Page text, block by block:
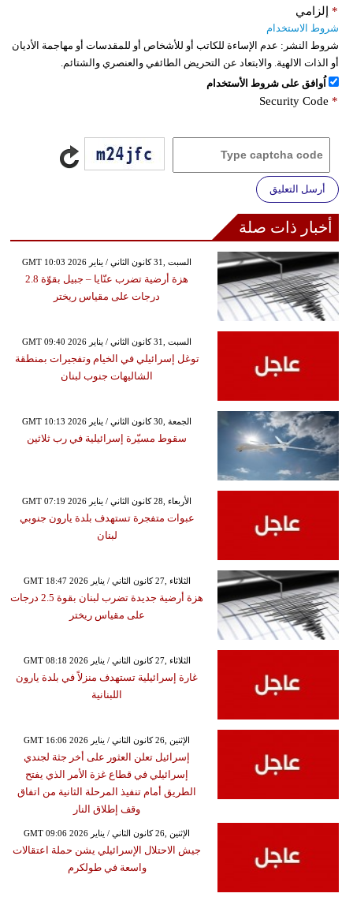
إلزامي *
شروط الاستخدام
شروط النشر: عدم الإساءة للكاتب أو للأشخاص أو للمقدسات أو مهاجمة الأديان
أو الذات الالهية. والابتعاد عن التحريض الطائفي والعنصري والشتائم.
اُوافق على شروط الأستخدام
Security Code *
أرسل التعليق
أخبار ذات صلة
GMT 10:03 2026 السبت ,31 كانون الثاني / يناير
هزة أرضية تضرب عنّايا – جبيل بقوّة 2.8
درجات على مقياس ريختر
GMT 09:40 2026 السبت ,31 كانون الثاني / يناير
توغل إسرائيلي في الخيام وتفجيرات بمنطقة
الشاليهات جنوب لبنان
GMT 10:13 2026 الجمعة ,30 كانون الثاني / يناير
سقوط مسيّرة إسرائيلية في رب ثلاثين
GMT 07:19 2026 الأربعاء ,28 كانون الثاني / يناير
عبوات متفجرة تستهدف بلدة يارون جنوبي
لبنان
GMT 18:47 2026 الثلاثاء ,27 كانون الثاني / يناير
هزة أرضية جديدة تضرب لبنان بقوة 2.5 درجات
على مقياس ريختر
GMT 08:18 2026 الثلاثاء ,27 كانون الثاني / يناير
غارة إسرائيلية تستهدف منزلاً في بلدة يارون
اللبنانية
GMT 16:06 2026 الإثنين ,26 كانون الثاني / يناير
إسرائيل تعلن العثور على أخر جثة لجندي
إسرائيلي في قطاع غزة الأمر الذي يفتح
الطريق أمام تنفيذ المرحلة الثانية من اتفاق
وقف إطلاق النار
GMT 09:06 2026 الإثنين ,26 كانون الثاني / يناير
جيش الاحتلال الإسرائيلي يشن حملة اعتقالات
واسعة في طولكرم